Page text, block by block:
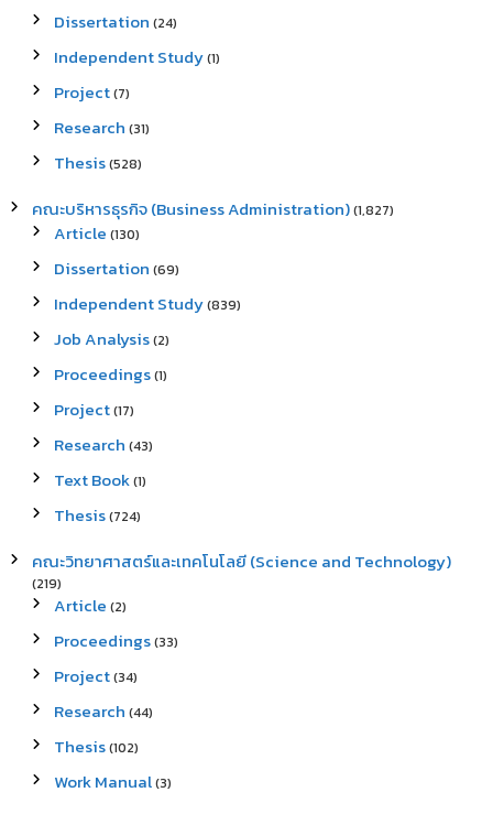
Dissertation (24)
Independent Study(1)
Project(7)
Research (31)
Thesis(528)
คณะบริหารธุรกิจ (Business Administration)(1,827)
Article (130)
Dissertation (69)
Independent Study(839)
Job Analysis(2)
Proceedings(1)
Project(17)
Research (43)
Text Book(1)
Thesis(724)
คณะวิทยาศาสตร์และเทคโนโลยี (Science and Technology)
(219)
Article (2)
Proceedings(33)
Project(34)
Research (44)
Thesis(102)
Work Manual(3)